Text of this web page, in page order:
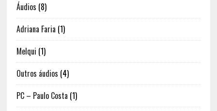
Áudios (8)
Adriana Faria (1)
Melqui (1)
Outros áudios (4)
PC – Paulo Costa (1)